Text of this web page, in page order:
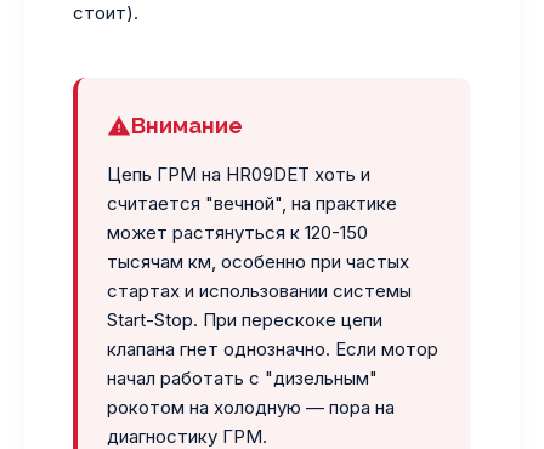
стоит).
Внимание
Цепь ГРМ на HR09DET хоть и
считается "вечной", на практике
может растянуться к 120-150
тысячам км, особенно при частых
стартах и использовании системы
Start-Stop. При перескоке цепи
клапана гнет однозначно. Если мотор
начал работать с "дизельным"
рокотом на холодную — пора на
диагностику ГРМ.